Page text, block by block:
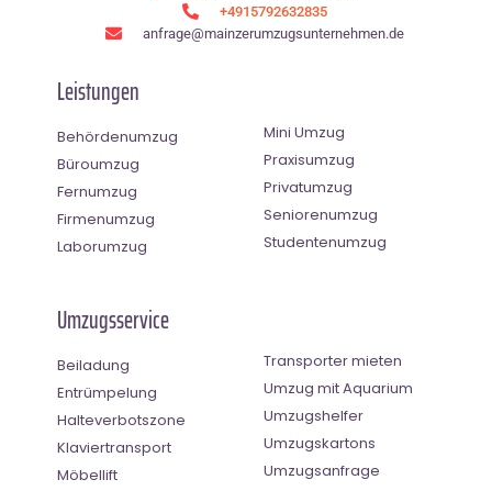
+4915792632835
anfrage@mainzerumzugsunternehmen.de
Leistungen
Behördenumzug
Büroumzug
Fernumzug
Firmenumzug
Laborumzug
Mini Umzug
Praxisumzug
Privatumzug
Seniorenumzug
Studentenumzug
Umzugsservice
Beiladung
Entrümpelung
Halteverbotszone
Klaviertransport
Möbellift
Transporter mieten
Umzug mit Aquarium
Umzugshelfer
Umzugskartons
Umzugsanfrage